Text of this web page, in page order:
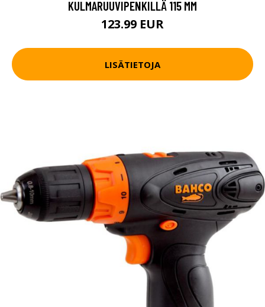
KULMARUUVIPENKILLÄ 115 MM
123.99 EUR
LISÄTIETOJA